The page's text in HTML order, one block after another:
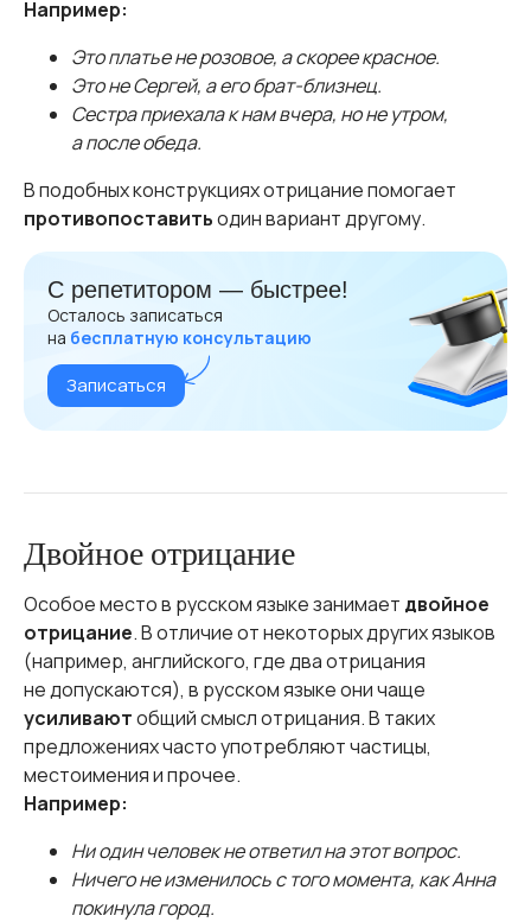
Например:
Это платье не розовое, а скорее красное.
Это не Сергей, а его брат-близнец.
Сестра приехала к нам вчера, но не утром,
а после обеда.
В подобных конструкциях отрицание помогает
противопоставитьодин вариант другому.
С репетитором — быстрее!
Осталось записаться
на бесплатную консультацию
Записаться
Двойное отрицание
Особое место в русском языке занимает двойное
отрицание. В отличие от некоторых других языков
(например, английского, где два отрицания
не допускаются), в русском языке они чаще
усиливаютобщий смысл отрицания. В таких
предложениях часто употребляют частицы,
местоимения и прочее.
Например:
Ни один человек не ответил на этот вопрос.
Ничего не изменилось с того момента, как Анна
покинула город.